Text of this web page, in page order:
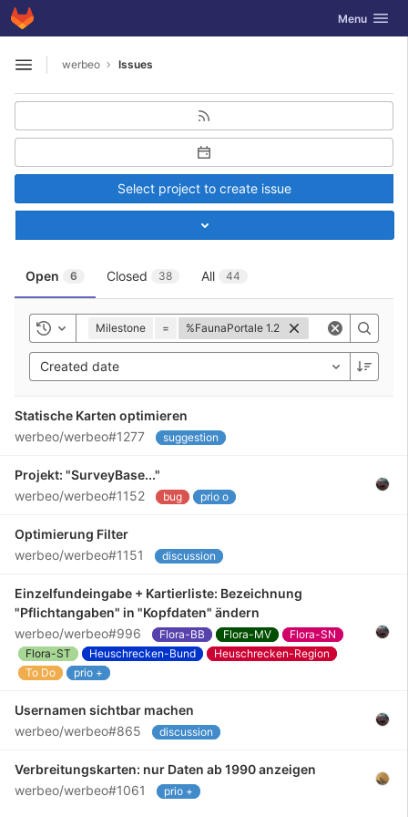
Skip to content
GitLab Toggle
Menu
Open sidebar
werbeo Issues
Open 6 Closed 38 All 44
Select project to create issue
Toggle project select
Toggle history
Milestone = %FaunaPortale 1.2
Created date
Statische Karten optimieren
werbeo/werbeo#1277
suggestion
Projekt: "SurveyBase..."
werbeo/werbeo#1152
bug prio o
Optimierung Filter
werbeo/werbeo#1151
discussion
Einzelfundeingabe + Kartierliste: Bezeichnung
"Pflichtangaben" in "Kopfdaten" ändern
werbeo/werbeo#996
Flora-BB Flora-MV
Flora-SN
Flora-ST
Heuschrecken-Bund
Heuschrecken-Region
To Do
prio +
Usernamen sichtbar machen
werbeo/werbeo#865
discussion
Verbreitungskarten: nur Daten ab 1990 anzeigen
werbeo/werbeo#1061
prio +